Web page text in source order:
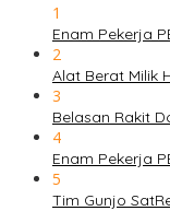
1
Enam Pekerja
2
Alat Berat Milik
3
Belasan Rakit
4
Enam Pekerja
5
Tim Gunjo